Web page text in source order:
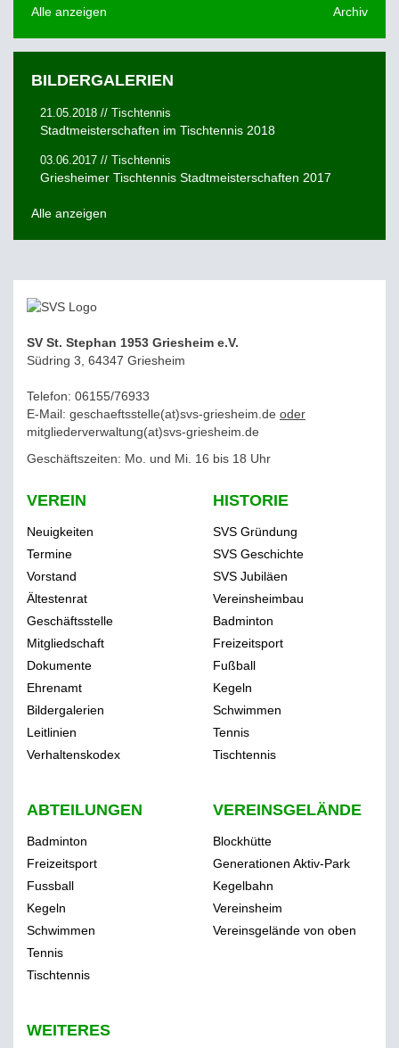
Alle anzeigen Archiv
BILDERGALERIEN
21.05.2018 // Tischtennis
Stadtmeisterschaften im Tischtennis 2018
03.06.2017 // Tischtennis
Griesheimer Tischtennis Stadtmeisterschaften 2017
Alle anzeigen
SV St. Stephan 1953 Griesheim e.V.
Südring 3, 64347 Griesheim
Telefon: 06155/76933
E-Mail: geschaeftsstelle(at)svs-griesheim.de oder
mitgliederverwaltung(at)svs-griesheim.de
Geschäftszeiten: Mo. und Mi. 16 bis 18 Uhr
VEREIN
Neuigkeiten
Termine
Vorstand
Ältestenrat
Geschäftsstelle
Mitgliedschaft
Dokumente
Ehrenamt
Bildergalerien
Leitlinien
Verhaltenskodex
HISTORIE
SVS Gründung
SVS Geschichte
SVS Jubiläen
Vereinsheimbau
Badminton
Freizeitsport
Fußball
Kegeln
Schwimmen
Tennis
Tischtennis
ABTEILUNGEN
Badminton
Freizeitsport
Fussball
Kegeln
Schwimmen
Tennis
Tischtennis
VEREINSGELÄNDE
Blockhütte
Generationen Aktiv-Park
Kegelbahn
Vereinsheim
Vereinsgelände von oben
WEITERES